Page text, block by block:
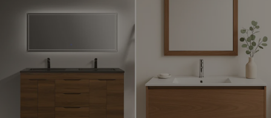
C'est l'un des choix de style les plus controversés en matière de
conception de salle de bains : faut-il opter pour une salle de bains